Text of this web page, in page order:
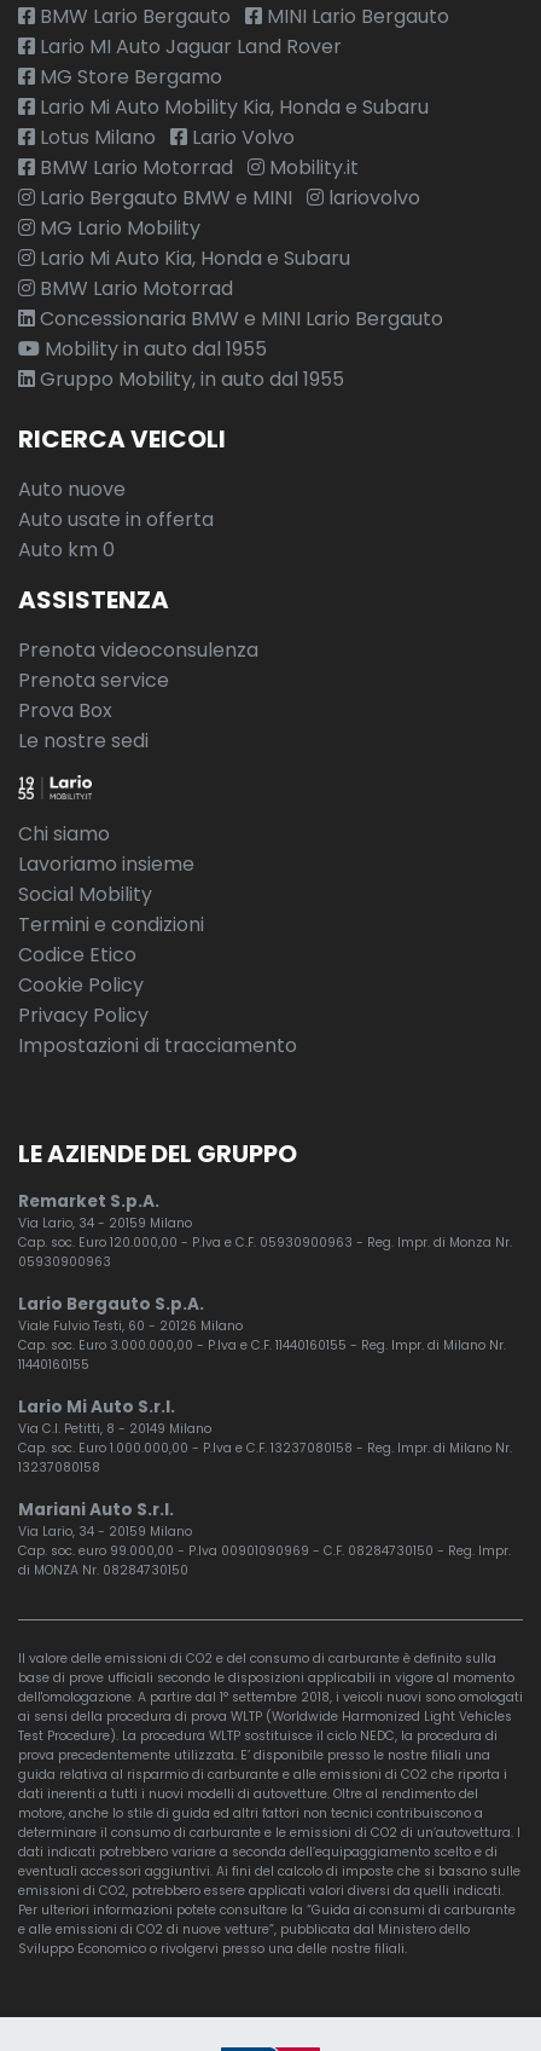
BMW Lario Bergauto
MINI Lario Bergauto
Lario MI Auto Jaguar Land Rover
MG Store Bergamo
Lario Mi Auto Mobility Kia, Honda e Subaru
Lotus Milano
Lario Volvo
BMW Lario Motorrad
Mobility.it
Lario Bergauto BMW e MINI
lariovolvo
MG Lario Mobility
Lario Mi Auto Kia, Honda e Subaru
BMW Lario Motorrad
Concessionaria BMW e MINI Lario Bergauto
Mobility in auto dal 1955
Gruppo Mobility, in auto dal 1955
RICERCA VEICOLI
Auto nuove
Auto usate in offerta
Auto km 0
ASSISTENZA
Prenota videoconsulenza
Prenota service
Prova Box
Le nostre sedi
Chi siamo
Lavoriamo insieme
Social Mobility
Termini e condizioni
Codice Etico
Cookie Policy
Privacy Policy
Impostazioni di tracciamento
LE AZIENDE DEL GRUPPO
Remarket S.p.A.
Via Lario, 34 - 20159 Milano
Cap. soc. Euro 120.000,00 - P.Iva e C.F. 05930900963 - Reg. Impr. di Monza Nr.
05930900963
Lario Bergauto S.p.A.
Viale Fulvio Testi, 60 - 20126 Milano
Cap. soc. Euro 3.000.000,00 - P.Iva e C.F. 11440160155 - Reg. Impr. di Milano Nr.
11440160155
Lario Mi Auto S.r.l.
Via C.I. Petitti, 8 - 20149 Milano
Cap. soc. Euro 1.000.000,00 - P.Iva e C.F. 13237080158 - Reg. Impr. di Milano Nr.
13237080158
Mariani Auto S.r.l.
Via Lario, 34 - 20159 Milano
Cap. soc. euro 99.000,00 - P.Iva 00901090969 - C.F. 08284730150 - Reg. Impr.
di MONZA Nr. 08284730150
Il valore delle emissioni di CO2 e del consumo di carburante è definito sulla
base di prove ufficiali secondo le disposizioni applicabili in vigore al momento
dell'omologazione. A partire dal 1° settembre 2018, i veicoli nuovi sono omologati
ai sensi della procedura di prova WLTP (Worldwide Harmonized Light Vehicles
Test Procedure). La procedura WLTP sostituisce il ciclo NEDC, la procedura di
prova precedentemente utilizzata. E’ disponibile presso le nostre filiali una
guida relativa al risparmio di carburante e alle emissioni di CO2 che riporta i
dati inerenti a tutti i nuovi modelli di autovetture. Oltre al rendimento del
motore, anche lo stile di guida ed altri fattori non tecnici contribuiscono a
determinare il consumo di carburante e le emissioni di CO2 di un’autovettura. I
dati indicati potrebbero variare a seconda dell’equipaggiamento scelto e di
eventuali accessori aggiuntivi. Ai fini del calcolo di imposte che si basano sulle
emissioni di CO2, potrebbero essere applicati valori diversi da quelli indicati.
Per ulteriori informazioni potete consultare la “Guida ai consumi di carburante
e alle emissioni di CO2 di nuove vetture”, pubblicata dal Ministero dello
Sviluppo Economico o rivolgervi presso una delle nostre filiali.